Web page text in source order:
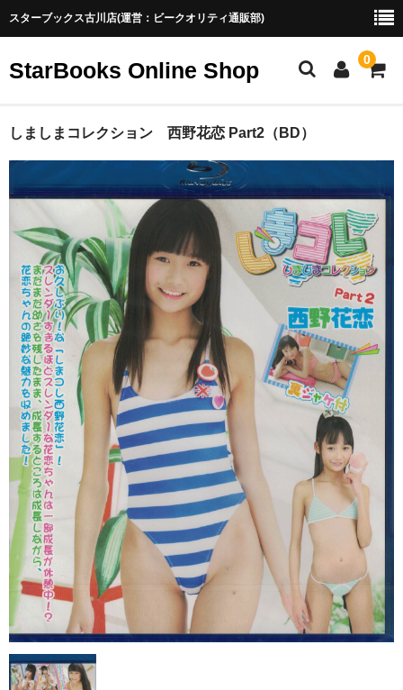
スターブックス古川店(運営：ビークオリティ通販部)
StarBooks Online Shop 0
ホーム
取扱終了
ご利用ガイド
お菓子系アイドル配信の魅力
お菓子系アイドル配信の魅力（2）
ブログ
しましまコレクション 西野花恋 Part2（BD）